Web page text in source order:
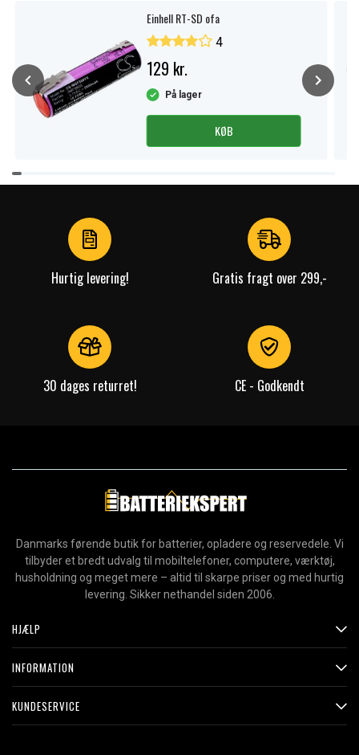
Einhell RT-SD ofa
4
129 kr.
På lager
KØB
Item
1
Hurtig levering! Gratis fragt over 299,-
30 dages returret! CE - Godkendt
Danmarks førende butik for batterier, opladere og reservedele. Vi
tilbyder et bredt udvalg til mobiltelefoner, computere, værktøj,
husholdning og meget mere – altid til skarpe priser og med hurtig
levering. Sikker nethandel siden 2006.
HJÆLP
INFORMATION
KUNDESERVICE